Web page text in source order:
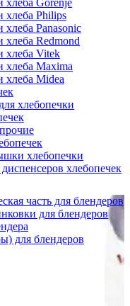
Gorenje
Philips
Panasonic
Redmond
Vitek
Maxima
Midea
хлебопечки
хлебопечки
хлебопечек
часть для блендеров
для блендеров
для блендеров